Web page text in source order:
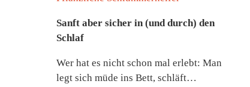
Sanft aber sicher in (und durch) den
Schlaf
Wer hat es nicht schon mal erlebt: Man
legt sich müde ins Bett, schläft…